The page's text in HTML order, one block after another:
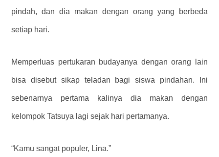
pindah, dan dia makan dengan orang yang berbeda
setiap hari.
Memperluas pertukaran budayanya dengan orang lain
bisa disebut sikap teladan bagi siswa pindahan. Ini
sebenarnya pertama kalinya dia makan dengan
kelompok Tatsuya lagi sejak hari pertamanya.
“Kamu sangat populer, Lina.”